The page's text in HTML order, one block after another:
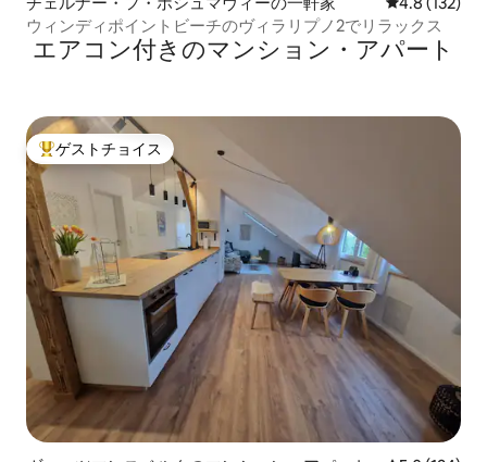
ウィンディポイントビーチのヴィラリプノ2でリラックス
エアコン付きのマンション・アパート
大好評のゲストチョイスです。
ゲストチョイス